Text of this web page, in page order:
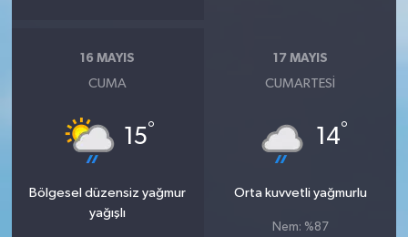
16 MAYIS
CUMA
15°
Bölgesel düzensiz yağmur
yağışlı
17 MAYIS
CUMARTESI
14°
Orta kuvvetli yağmurlu
Nem: %87
Susurluk
TEKNOLOJİ
Trend